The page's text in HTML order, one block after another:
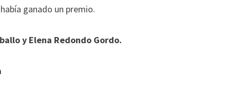
ganado un premio.
y Elena Redondo Gordo.